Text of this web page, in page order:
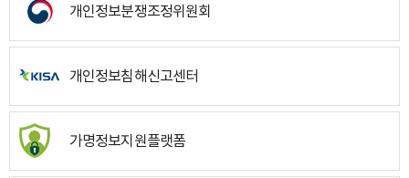
개인정보분쟁조정위원회
개인정보침해신고센터
가명정보지원플랫폼